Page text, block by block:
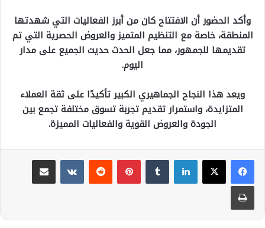
وأكد الحضور أن الافتتاح كان من أبرز الفعاليات التي شهدتها
المنطقة، خاصة مع التنظيم المتميز والعروض الحصرية التي تم
تقديمها للجمهور، مما جعل الحدث حديث الجميع على مدار
اليوم.
ويعد هذا النجاح الجماهيري الكبير تأكيدًا على ثقة العملاء
المتزايدة، واستمرار تقديم تجربة تسوق مختلفة تجمع بين
الجودة والعروض القوية والفعاليات المميزة.
لينكدإن بينتيريست
مشاركة عبر البريد
طباعة